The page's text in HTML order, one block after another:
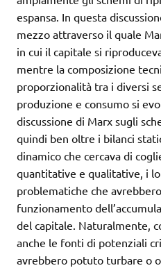
espansa. In questa
mezzo attraverso il quale
in cui il capitale si
mentre la composizione
proporzionalità tra i diversi
produzione e consumo si
discussione di Marx sugli
quindi ben oltre i bilanci
dinamico che cercava di
quantitative e qualitative, i
problematiche che
funzionamento
del capitale. Naturalmente,
anche le fonti di potenziali
avrebbero potuto turbare o